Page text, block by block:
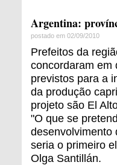
Argentina:
postado em 02/09/2010
Prefeitos da
concordaram em
previstos para a
da produção
projeto são El
"O que se
desenvolvimento
seria o primeiro
Olga Santillán.